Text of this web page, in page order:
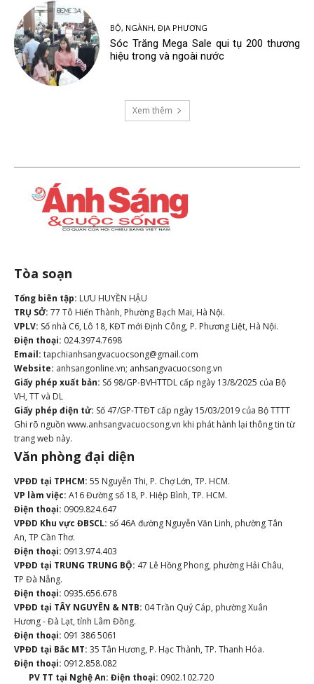
BỘ, NGÀNH, ĐỊA PHƯƠNG
Sóc Trăng Mega Sale qui tụ 200 thương
hiệu trong và ngoài nước
Xem thêm
Tòa soạn
Tổng biên tập: LƯU HUYỀN HẬU
TRỤ SỞ: 77 Tô Hiến Thành, Phường Bạch Mai, Hà Nội.
VPLV: Số nhà C6, Lô 18, KĐT mới Định Công, P. Phương Liệt, Hà Nội.
Điện thoại: 024.3974.7698
Email: tapchianhsangvacuocsong@gmail.com
Website: anhsangonline.vn; anhsangvacuocsong.vn
Giấy phép xuất bản: Số 98/GP-BVHTTDL cấp ngày 13/8/2025 của Bộ
VH, TT và DL
Giấy phép điện tử: Số 47/GP-TTĐT cấp ngày 15/03/2019 của Bộ TTTT
Ghi rõ nguồn www.anhsangvacuocsong.vn khi phát hành lại thông tin từ
trang web này.
Văn phòng đại diện
VPĐD tại TPHCM: 55 Nguyễn Thi, P. Chợ Lớn, TP. HCM.
VP làm việc: A16 Đường số 18, P. Hiệp Bình, TP. HCM.
Điện thoại: 0909.824.647
VPĐD Khu vực ĐBSCL: số 46A đường Nguyễn Văn Linh, phường Tân
An, TP Cần Thơ.
Điện thoại: 0913.974.403
VPĐD tại TRUNG TRUNG BỘ: 47 Lê Hồng Phong, phường Hải Châu,
TP Đà Nẵng.
Điện thoại: 0935.656.678
VPĐD tại TÂY NGUYÊN & NTB: 04 Trần Quý Cáp, phường Xuân
Hương - Đà Lạt, tỉnh Lâm Đồng.
Điện thoại: 091 386 5061
VPĐD tại Bắc MT: 35 Tân Hương, P. Hạc Thành, TP. Thanh Hóa.
Điện thoại: 0912.858.082
PV TT tại Nghệ An: Điện thoại: 0902.102.720